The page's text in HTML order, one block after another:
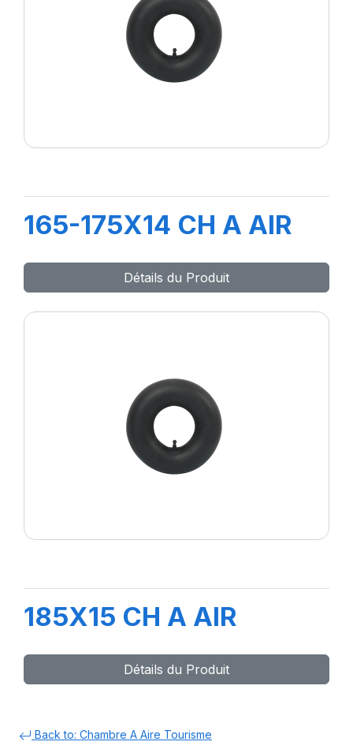
165-175X14 CH A AIR
Détails du Produit
185X15 CH A AIR
Détails du Produit
Back to: Chambre A Aire Tourisme